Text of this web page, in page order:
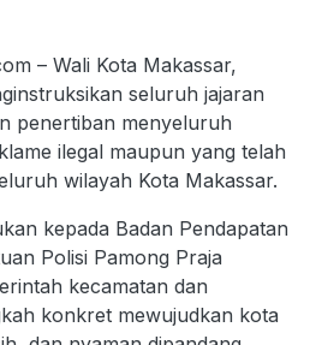
– Wali Kota Makassar,
seluruh jajaran
penertiban menyeluruh
ilegal maupun yang telah
wilayah Kota Makassar.
kepada Badan Pendapatan
Polisi Pamong Praja
kecamatan dan
konkret mewujudkan kota